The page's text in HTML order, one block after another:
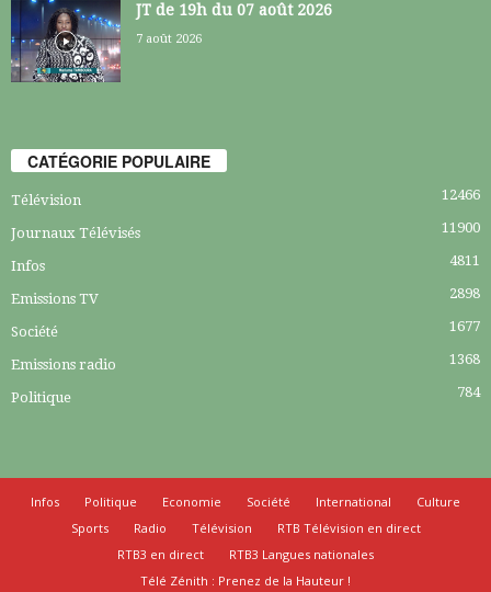
JT de 19h du 07 août 2026
7 août 2026
CATÉGORIE POPULAIRE
Télévision 12466
Journaux Télévisés 11900
Infos 4811
Emissions TV 2898
Société 1677
Emissions radio 1368
Politique 784
Infos Politique Economie Société International
Culture
Sports
Radio Télévision
RTB Télévision en direct
RTB3 en direct
RTB3 Langues nationales
Télé Zénith : Prenez de la Hauteur !